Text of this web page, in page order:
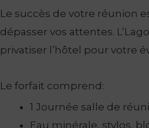
Le succès de votre réunion
dépasser vos attentes.
privatiser l’hôtel pour votre
Le forfait comprend:
1 Journée salle de
Eau minérale, stylos,